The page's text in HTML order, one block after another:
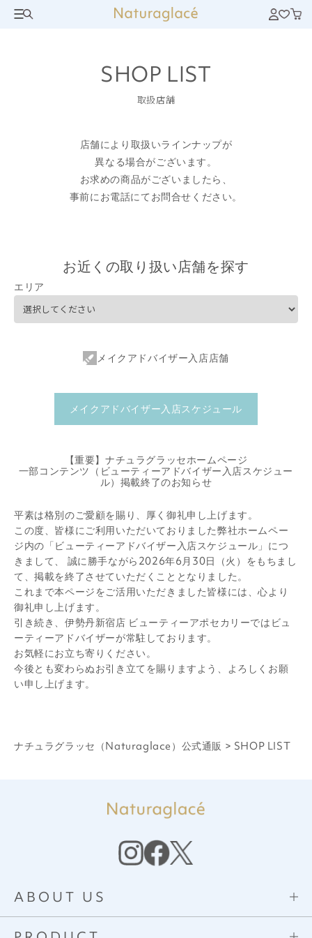
ナチュラグラッセ（Naturaglace）公式通販 > SHOP LIST
SHOP LIST
取扱店舗
店舗により取扱いラインナップが
異なる場合がございます。
お求めの商品がございましたら、
事前にお電話にてお問合せください。
お近くの取り扱い店舗を探す
エリア
メイクアドバイザー入店店舗
メイクアドバイザー入店スケジュール
【重要】ナチュラグラッセホームページ
一部コンテンツ（ビューティーアドバイザー入店スケジュー
ル）掲載終了のお知らせ
平素は格別のご愛顧を賜り、厚く御礼申し上げます。
この度、皆様にご利用いただいておりました弊社ホームペー
ジ内の「ビューティーアドバイザー入店スケジュール」につ
きまして、 誠に勝手ながら2026年6月30日（火）をもちまし
て、掲載を終了させていただくこととなりました。
これまで本ページをご活用いただきました皆様には、心より
御礼申し上げます。
引き続き、伊勢丹新宿店 ビューティーアポセカリーではビュ
ーティーアドバイザーが常駐しております。
お気軽にお立ち寄りください。
今後とも変わらぬお引き立てを賜りますよう、よろしくお願
い申し上げます。
ABOUT US